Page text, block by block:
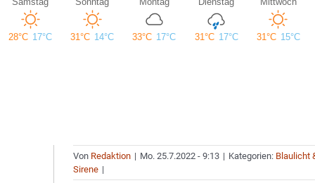
Von Redaktion | Mo. 25.7.2022 - 9:13 | Kategorien: Blaulicht
Sirene |